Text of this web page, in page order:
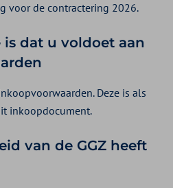
voor de contractering 2026.
dat u voldoet aan
Deze is als
inkoopdocument.
van de GGZ heeft